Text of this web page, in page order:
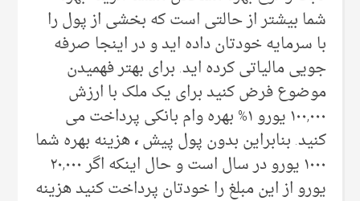
شما بیشتر از حالتی است که بخشی از پول را
با سرمایه خودتان داده اید و در اینجا صرفه
جویی مالیاتی کرده اید. برای بهتر فهمیدن
موضوع فرض کنید برای یک ملک با ارزش
۱۰۰,۰۰۰ یورو ۱% بهره وام بانکی پرداخت می
کنید. بنابراین بدون پول پیش،هزینه بهره شما
۱۰۰۰ یورو در سال است و حال اینکه اگر ۲۰,۰۰۰
یورو از این مبلغ را خودتان پرداخت کنید هزینه